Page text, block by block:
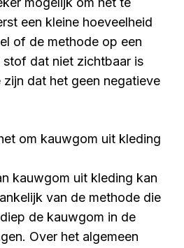
een kleine hoeveelheid
of de methode op een
stof dat niet zichtbaar is
dat het geen negatieve
om kauwgom uit kleding
kauwgom uit kleding kan
van de methode die
de kauwgom in de
Over het algemeen